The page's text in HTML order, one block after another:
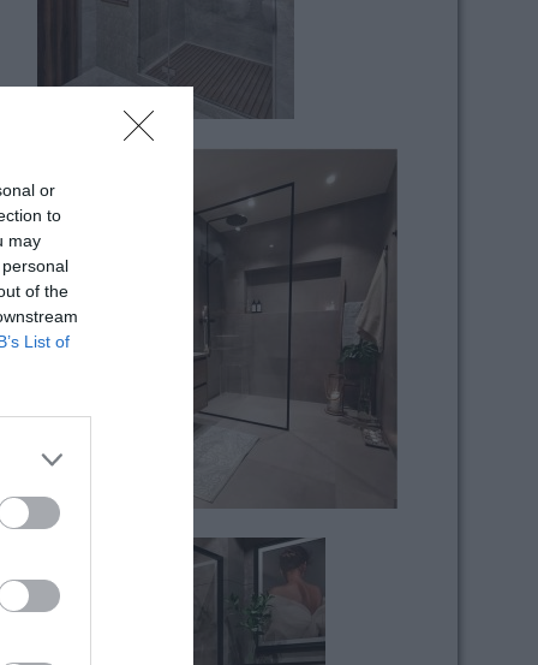
or
to
may
of the
List of